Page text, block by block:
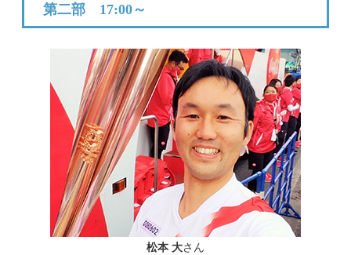
第二部 17:00～
松本 大さん